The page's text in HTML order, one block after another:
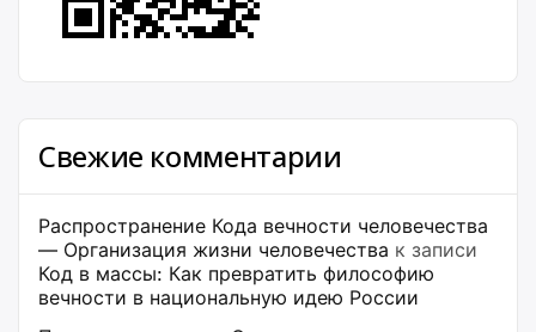
Свежие комментарии
Распространение Кода вечности человечества
— Организация жизни человечества к записи
Код в массы: Как превратить философию
вечности в национальную идею России